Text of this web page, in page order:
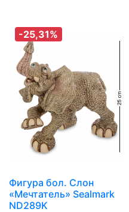
-25,31%
Фигура бол. Слон
«Мечтатель» Sealmark
ND289K